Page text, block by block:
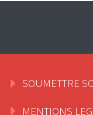
SOUMETTRE
MENTIONS